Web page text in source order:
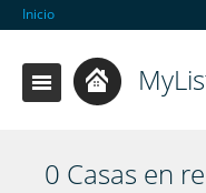
Inicio
0 Casas en